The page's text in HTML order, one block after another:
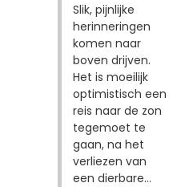
Slik, pijnlijke
herinneringen
komen naar
boven drijven.
Het is moeilijk
optimistisch een
reis naar de zon
tegemoet te
gaan, na het
verliezen van
een dierbare...